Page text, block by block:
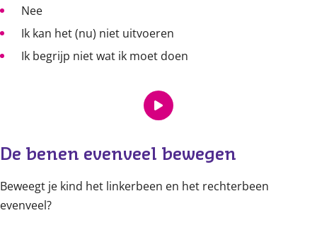
Nee
Ik kan het (nu) niet uitvoeren
Ik begrijp niet wat ik moet doen
De benen evenveel bewegen
Beweegt je kind het linkerbeen en het rechterbeen
evenveel?